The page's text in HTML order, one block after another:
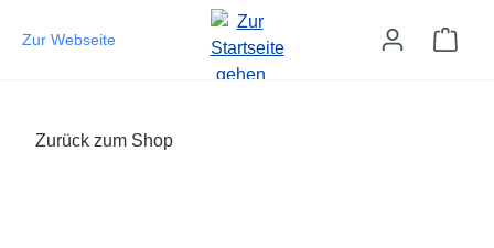
Zum Hauptinhalt springen
Zur Webseite
Zurück zum Shop